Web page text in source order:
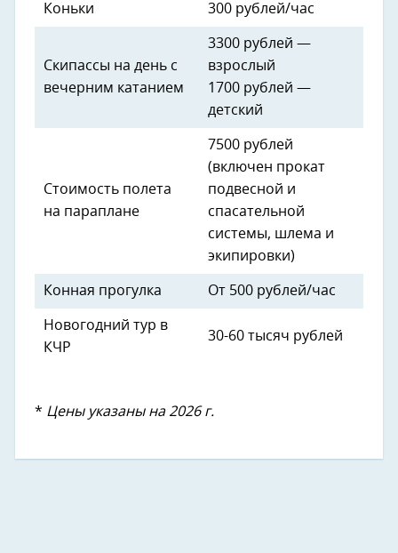
Коньки 300 рублей/час
Скипассы на день с
вечерним катанием
3300 рублей —
взрослый
1700 рублей —
детский
Стоимость полета
на параплане
7500 рублей
(включен прокат
подвесной и
спасательной
системы, шлема и
экипировки)
Конная прогулка От 500 рублей/час
Новогодний тур в
КЧР
30-60 тысяч рублей
* Цены указаны на 2026 г.